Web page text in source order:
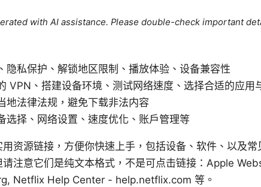
with AI assistance. Please double-check important
隐私保护、解锁地区限制、播放体验、设备兼容性
VPN、搭建设备环境、测试网络速度、选择合适的应用
地法律法规，避免下载非法内容
选择、网络设置、速度优化、账户管理等
资源链接，方便你快速上手，包括设备、软件、以及
请注意它们是纯文本格式，不是可点击链接：Apple
Netflix Help Center - help.netflix.com 等。